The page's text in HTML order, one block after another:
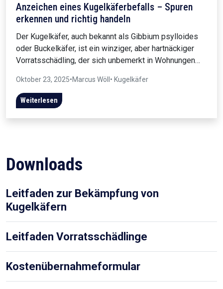
Anzeichen eines Kugelkäferbefalls – Spuren
erkennen und richtig handeln
Der Kugelkäfer, auch bekannt als Gibbium psylloides
oder Buckelkäfer, ist ein winziger, aber hartnäckiger
Vorratsschädling, der sich unbemerkt in Wohnungen…
Oktober 23, 2025•Marcus Wöll • Kugelkäfer
Weiterlesen
Downloads
Leitfaden zur Bekämpfung von
Kugelkäfern
Leitfaden Vorratsschädlinge
Kostenübernahmeformular